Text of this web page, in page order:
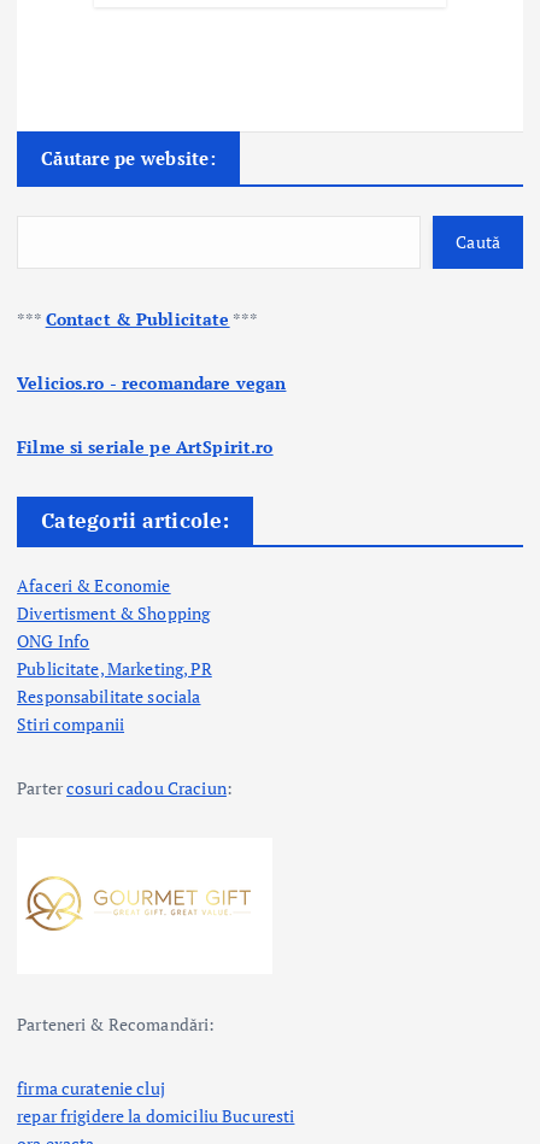
Căutare pe website:
Caută
*** Contact & Publicitate ***
Velicios.ro - recomandare vegan
Filme si seriale pe ArtSpirit.ro
Categorii articole:
Afaceri & Economie
Divertisment & Shopping
ONG Info
Publicitate, Marketing, PR
Responsabilitate sociala
Stiri companii
Partercosuri cadou Craciun:
Parteneri & Recomandări:
firma curatenie cluj
repar frigidere la domiciliu Bucuresti